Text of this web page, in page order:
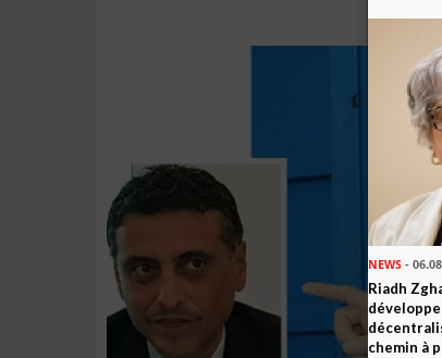
NEWS -
Riadh
chemin à